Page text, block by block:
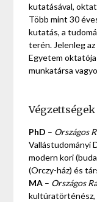
kutatásával,
Több mint 30
kutatás, a
terén. Jelenleg
Egyetem
munkatársa
Végzettségek
PhD – Országos
Vallástudományi
modern kori
(Orczy-ház) és
MA – Országos
kultúratörténész,